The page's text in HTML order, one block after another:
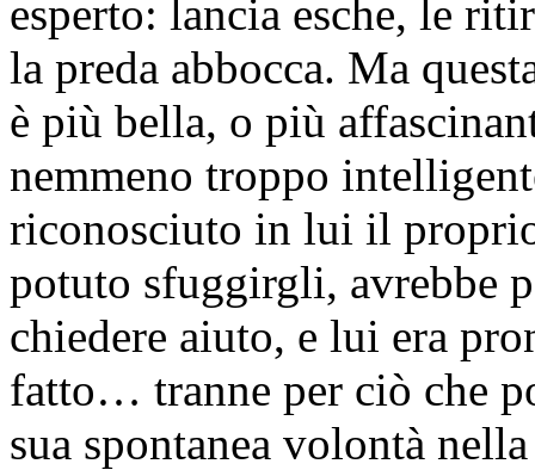
esperto: lancia esche, le
la preda abbocca. Ma
è più bella, o più
nemmeno troppo
riconosciuto in lui il
potuto sfuggirgli, avrebbe
chiedere aiuto, e lui era
fatto… tranne per ciò che
sua spontanea volontà